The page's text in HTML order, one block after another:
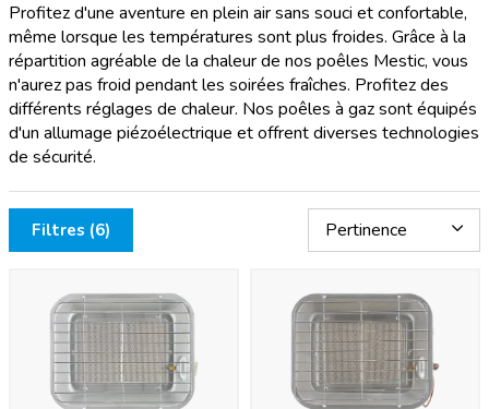
Profitez d'une aventure en plein air sans souci et confortable,
même lorsque les températures sont plus froides. Grâce à la
répartition agréable de la chaleur de nos poêles Mestic, vous
n'aurez pas froid pendant les soirées fraîches. Profitez des
différents réglages de chaleur. Nos poêles à gaz sont équipés
d'un allumage piézoélectrique et offrent diverses technologies
de sécurité.
Filtres (6)